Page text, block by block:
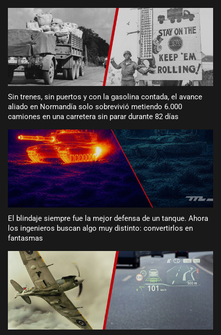
Sin trenes, sin puertos y con la gasolina contada, el avance
aliado en Normandía solo sobrevivió metiendo 6.000
camiones en una carretera sin parar durante 82 días
El blindaje siempre fue la mejor defensa de un tanque. Ahora
los ingenieros buscan algo muy distinto: convertirlos en
fantasmas